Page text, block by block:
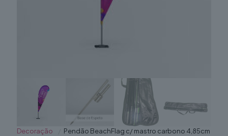
Decoração
Pendão BeachFlag c/ mastro carbono 4,85cm